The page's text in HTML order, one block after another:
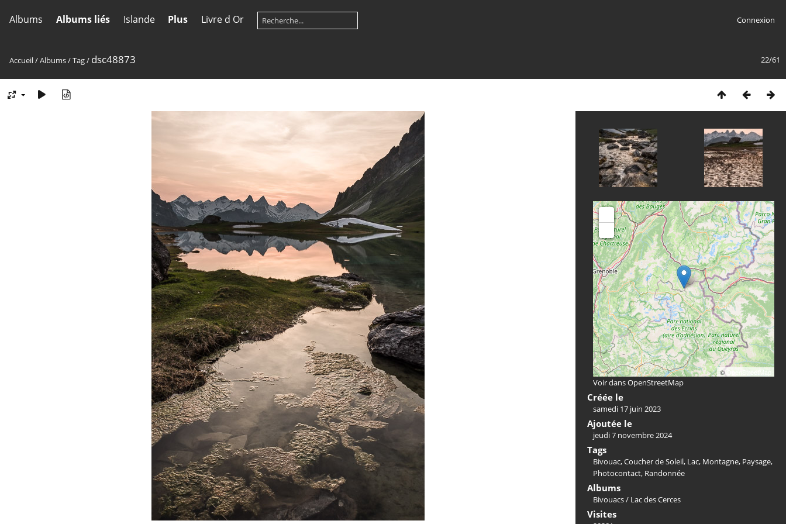
Albums Albums liés Islande Plus Livre d Or Connexion
22/61
Accueil/Albums/Tag/ dsc48873
© OpenStreetMap
Voir dans OpenStreetMap
Créée le
samedi 17 juin 2023
Ajoutée le
jeudi 7 novembre 2024
Tags
Bivouac,Coucher de Soleil, Lac, Montagne, Paysage,
Photocontact, Randonnée
Albums
Bivouacs/ Lac des Cerces
Visites